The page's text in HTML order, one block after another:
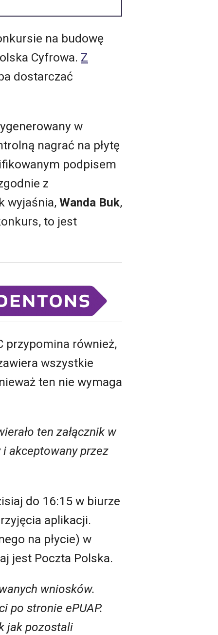
na budowę
Cyfrowa. Z
dostarczać
w
nagrać na płytę
podpisem
z
wyjaśnia, Wanda Buk,
to jest
przypomina również,
wszystkie
ten nie wymaga
ten załącznik w
akceptowany przez
do 16:15 w biurze
aplikacji.
na płycie) w
jest Poczta Polska.
wniosków.
po stronie ePUAP.
jak pozostali